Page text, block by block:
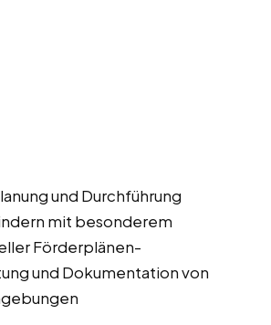
und Durchführung
mit besonderem
Förderplänen-
und Dokumentation von